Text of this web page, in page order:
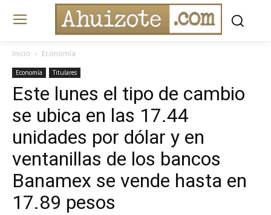
Inicio Economía
Economía Titulares
Este lunes el tipo de cambio
se ubica en las 17.44
unidades por dólar y en
ventanillas de los bancos
Banamex se vende hasta en
17.89 pesos